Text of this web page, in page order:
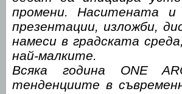
промени. Наситената и
презентации, изложби,
намеси в градската
най-малките.
Всяка година ONE
тенденциите в